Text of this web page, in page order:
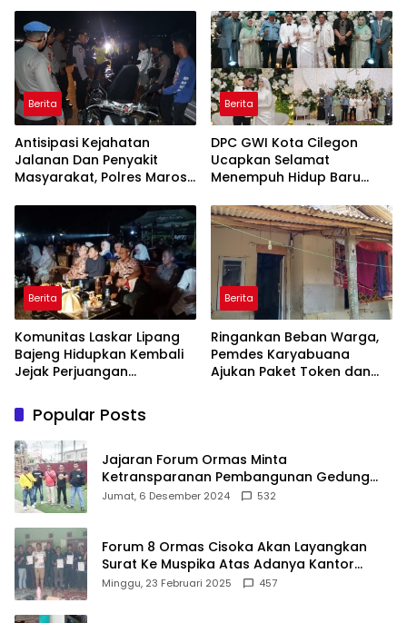
Pertama di Takalar,
Melayani Terapis Gratis
untuk Pasien Dhuafa dan
umum.
Gratis
Berita
Antisipasi Kejahatan
Jalanan Dan Penyakit
Masyarakat, Polres Maros
Kondusif
Berita
DPC GWI Kota Cilegon
Ucapkan Selamat
Menempuh Hidup Baru
Tuanku Ihza Kemalsya
Damanik
Berita
Komunitas Laskar Lipang
Bajeng Hidupkan Kembali
Jejak Perjuangan
Wabup Takalar: Apresiasi
Bahwa Sejarah Adalah
Warisan yang Tak Ternilai”.
Berita
Ringankan Beban Warga,
Pemdes Karyabuana
Ajukan Paket Token dan
Popular Posts
Jajaran Forum Ormas Minta
Ketransparanan Pembangunan Gedung
Damkar Di Kecamatan Cisoka
Jumat, 6 Desember 2024 532
Forum 8 Ormas Cisoka Akan Layangkan
Surat Ke Muspika Atas Adanya Kantor
Matel di Cisoka
Minggu, 23 Februari 2025 457